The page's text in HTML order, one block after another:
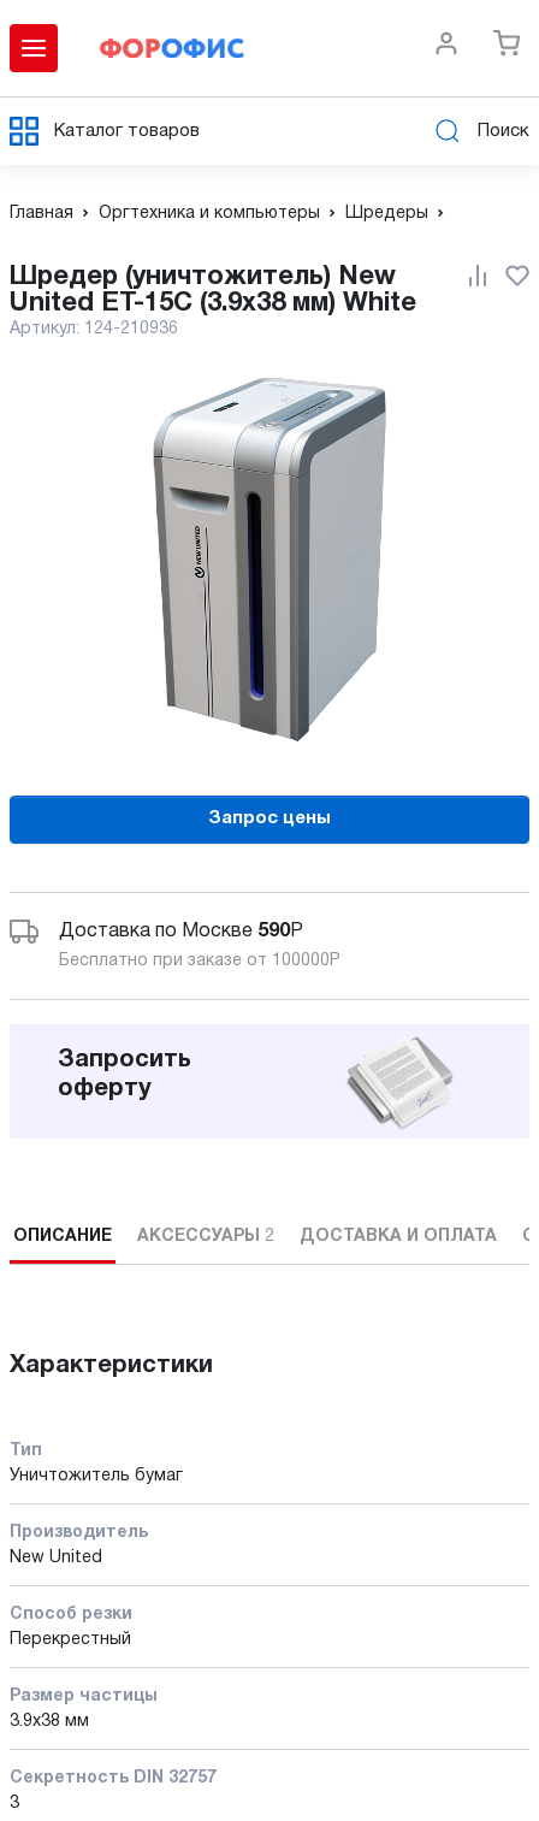
Каталог товаров Поиск
Главная Оргтехника и компьютеры Шредеры
Шредер (уничтожитель) New
United ET-15C (3.9x38 мм) White
Артикул: 124-210936
Запрос цены
Доставка по Москве 590Р
Бесплатно при заказе от 100000 Р
Запросить
оферту
ОПИСАНИЕ АКСЕССУАРЫ 2 ДОСТАВКА И ОПЛАТА
Характеристики
Тип
Уничтожитель бумаг
Производитель
New United
Способ резки
Перекрестный
Размер частицы
3.9x38 мм
Секретность DIN 32757
3